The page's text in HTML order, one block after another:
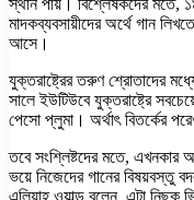
মাদকব্যবসায়ীদের অর্থে গান
আসে।
যুক্তরাষ্ট্রের তরুণ শ্রোতাদের
সালে ইউটিউবে যুক্তরাষ্ট্রে
পেসো প্লুমা। অর্থাৎ বিতর্কের
তবে সংশ্লিষ্টদের মতে, এখনকার
ভয়ে নিজেদের গানের বিষয়বস্তু
এলিয়াহ ওয়াল্ড বলেন, এটা নিছক